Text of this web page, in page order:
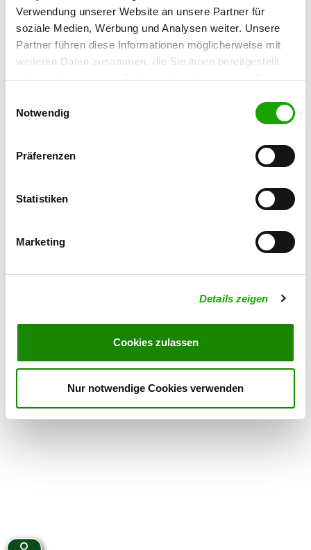
Verwendung unserer Website an unsere Partner für
soziale Medien, Werbung und Analysen weiter. Unsere
Partner führen diese Informationen möglicherweise mit
weiteren Daten zusammen, die Sie ihnen bereitgestellt
haben oder die sie im Rahmen Ihrer Nutzung der Dienste
Cookies, wenn Sie unsere Webseite weiterhin nutzen.
Notwendig
Präferenzen
Statistiken
Marketing
Details zeigen
Cookies zulassen
Nur notwendige Cookies verwenden
Handy:
0157 38270195
E-Mail:
info@sv-og-dueren.de
Homepage:
www.sv-og-dueren.de
Angebot:
Übungszeiten im Sommer:
Donnerstag from 15:00 h
Samstag from 15:00 h